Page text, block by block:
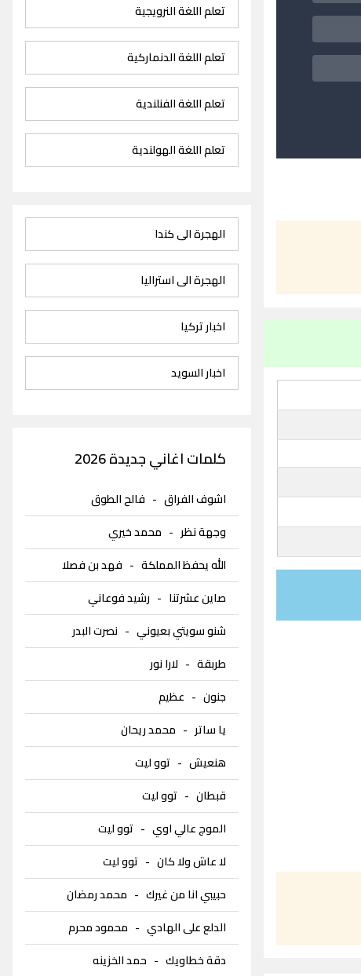
تعلم اللغة النرويجية
تعلم اللغة الدنماركية
تعلم اللغة الفنلندية
تعلم اللغة الهولندية
الهجرة الى كندا
الهجرة الى استراليا
اخبار تركيا
اخبار السويد
كلمات اغاني جديدة 2026
اشوف الفراق- فالح الطوق
وجهة نظر - محمد خيري
الله يحفظ المملكة- فهد بن فصلا
صاين عشرتنا - رشيد فوعاني
شنو سويتي بعيوني- نصرت البدر
طربقة- لارا نور
جنون- عظيم
يا ساتر - محمد ريحان
هنعيش- توو ليت
قبطان- توو ليت
الموج عالي اوي- توو ليت
لا عاش ولا كان- توو ليت
حبيبي انا من غيرك- محمد رمضان
الدلع على الهادي- محمود محرم
دقة خطاويك- حمد الخزينه